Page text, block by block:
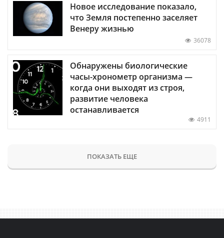
Новое исследование показало,
что Земля постепенно заселяет
Венеру жизнью
36078
Обнаружены биологические
часы-хронометр организма —
когда они выходят из строя,
развитие человека
останавливается
4911
ПОКАЗАТЬ ЕЩЕ